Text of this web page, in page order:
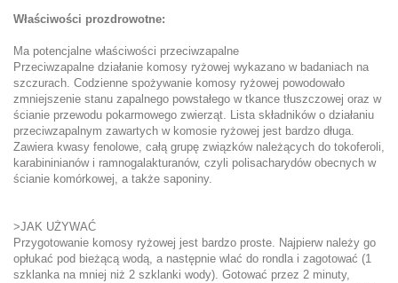
Właściwości prozdrowotne:
Ma potencjalne właściwości przeciwzapalne
Przeciwzapalne działanie komosy ryżowej wykazano w badaniach na
szczurach. Codzienne spożywanie komosy ryżowej powodowało
zmniejszenie stanu zapalnego powstałego w tkance tłuszczowej oraz w
ścianie przewodu pokarmowego zwierząt. Lista składników o działaniu
przeciwzapalnym zawartych w komosie ryżowej jest bardzo długa.
Zawiera kwasy fenolowe, całą grupę związków należących do tokoferoli,
karabininianów i ramnogalakturanów, czyli polisacharydów obecnych w
ścianie komórkowej, a także saponiny.
>JAK UŻYWAĆ
Przygotowanie komosy ryżowej jest bardzo proste. Najpierw należy go
opłukać pod bieżącą wodą, a następnie wlać do rondla i zagotować (1
szklanka na mniej niż 2 szklanki wody). Gotować przez 2 minuty,